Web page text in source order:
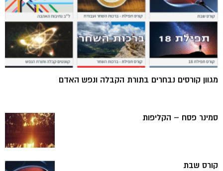
מגוון קורסים נבחרים בתורת הקבלה ונפש האדם
סמינר פסח – הקליפות
קורס שבת